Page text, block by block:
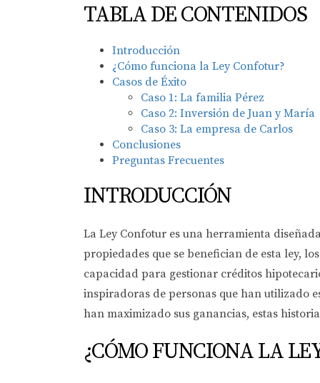
TABLA DE CONTENIDOS
Introducción
¿Cómo funciona la Ley Confotur?
Casos de Éxito
Caso 1: La familia Pérez
Caso 2: Inversión de Juan y María
Caso 3: La empresa de Carlos
Conclusiones
Preguntas Frecuentes
INTRODUCCIÓN
La Ley Confotur es una herramienta
propiedades que se benefician de esta ley,
capacidad para gestionar créditos
inspiradoras de personas que han utilizado
han maximizado sus ganancias, estas
¿CÓMO FUNCIONA LA